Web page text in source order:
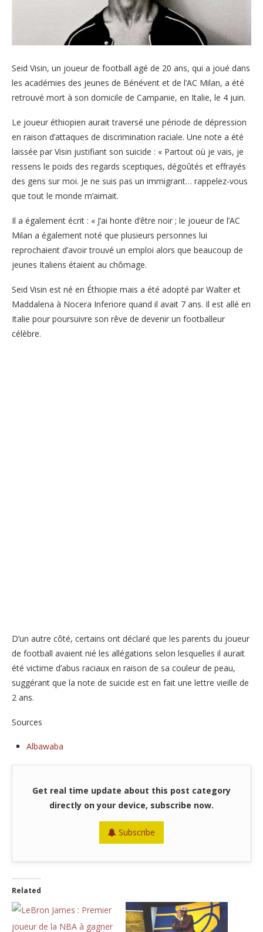
Seid Visin, un joueur de football agé de 20 ans, qui a joué dans
les académies des jeunes de Bénévent et de l’AC Milan, a été
retrouvé mort à son domicile de Campanie, en Italie, le 4 juin.
Le joueur éthiopien aurait traversé une période de dépression
en raison d’attaques de discrimination raciale. Une note a été
laissée par Visin justifiant son suicide : « Partout où je vais, je
ressens le poids des regards sceptiques, dégoûtés et effrayés
des gens sur moi. Je ne suis pas un immigrant… rappelez-vous
que tout le monde m’aimait.
Il a également écrit : « J’ai honte d’être noir ; le joueur de l’AC
Milan a également noté que plusieurs personnes lui
reprochaient d’avoir trouvé un emploi alors que beaucoup de
jeunes Italiens étaient au chômage.
Seid Visin est né en Éthiopie mais a été adopté par Walter et
Maddalena à Nocera Inferiore quand il avait 7 ans. Il est allé en
Italie pour poursuivre son rêve de devenir un footballeur
célèbre.
D’un autre côté, certains ont déclaré que les parents du joueur
de football avaient nié les allégations selon lesquelles il aurait
été victime d’abus raciaux en raison de sa couleur de peau,
suggérant que la note de suicide est en fait une lettre vieille de
2 ans.
Sources
Albawaba
Get real time update about this post category
directly on your device, subscribe now.
Subscribe
Related